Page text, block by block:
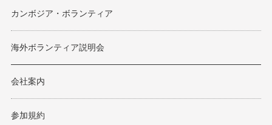
カンボジア・ボランティア
海外ボランティア説明会
会社案内
参加規約